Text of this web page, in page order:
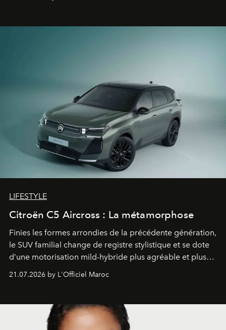
fétiche pour le rendre plus premium. Et le pari semble
LIFESTYLE
Citroën C5 Aircross : La métamorphose
Finies les formes arrondies de la précédente génération,
le SUV familial change de registre stylistique et se dote
d’une motorisation mild-hybride plus agréable et plus
économe. à n’en pas douter, le nouveau C5 Aircross a
gagné en maturité.
21.07.2026 by L'Officiel Maroc